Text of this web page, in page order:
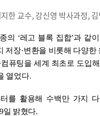
한 교수, 강신영 박사과정,
의 ‘레고 블록 집합’과 같
저장·변환을 비롯해 다양한
퓨팅을 세계 최초로 도입
열었다.
를 활용해 수백만 가지
9일 밝혔다.